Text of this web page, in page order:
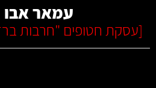
עמאר אבו
[עסקת חטופים "חרבות